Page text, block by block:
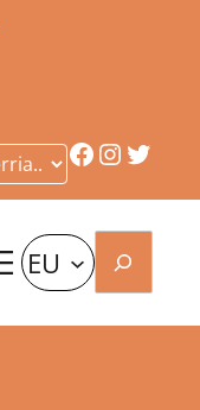
Facebook
EU Bilatu